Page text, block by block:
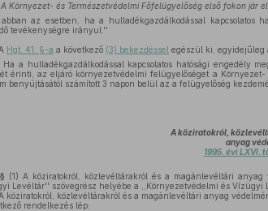
Környezet- és Természetvédelmi Főfelügyelőség első fokon jár
abban az esetben, ha a hulladékgazdálkodással kapcsolatos
tevékenységre irányul.''
Hgt. 41. §-a a következő (3) bekezdéssel egészül ki, egyidejűleg
Ha a hulladékgazdálkodással kapcsolatos hatósági engedély
érinti, az eljáró környezetvédelmi felügyelőséget a
benyújtásától számított 3 napon belül az a felügyelőség
A köziratokról,
anyag
1995. évi LXVI.
(1) A köziratokról, közlevéltárakról és a magánlevéltári anyag
Levéltár'' szövegrész helyébe a ,,Környezetvédelmi és Vízügyi
köziratokról, közlevéltárakról és a magánlevéltári anyag
rendelkezés lép: